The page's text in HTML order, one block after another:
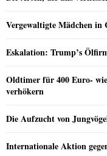
Vergewaltigte Mädchen in
Eskalation: Trump’s
Oldtimer für 400 Euro-
verhökern
Die Aufzucht von
Internationale Aktion